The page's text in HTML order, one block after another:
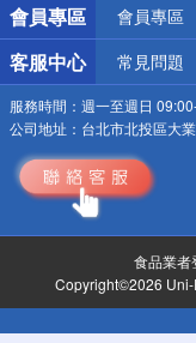
會員專區 會員專區
客服中心 常見問題
服務時間： 週一至週日
公司地址： 台北市北投區大
食品業
Copyright©2026